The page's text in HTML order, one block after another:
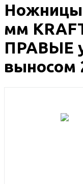
Ножницы
мм
ПРАВЫЕ
выносом